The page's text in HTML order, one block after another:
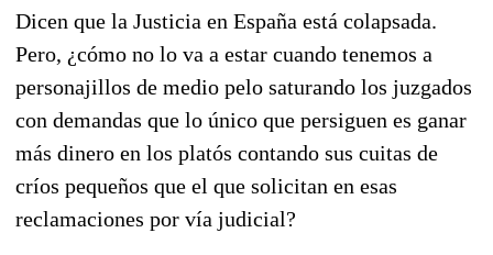
Dicen que la Justicia en España está colapsada.
Pero, ¿cómo no lo va a estar cuando tenemos a
personajillos de medio pelo saturando los juzgados
con demandas que lo único que persiguen es ganar
más dinero en los platós contando sus cuitas de
críos pequeños que el que solicitan en esas
reclamaciones por vía judicial?